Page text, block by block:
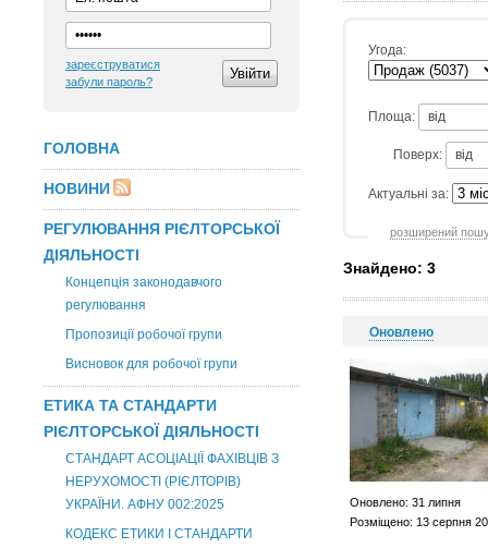
зареєструватися
забули пароль?
ГОЛОВНА
НОВИНИ
РЕГУЛЮВАННЯ РІЄЛТОРСЬКОЇ
ДІЯЛЬНОСТІ
Концепція законодавчого
регулювання
Пропозиції робочої групи
Висновок для робочої групи
ЕТИКА ТА СТАНДАРТИ
РІЄЛТОРСЬКОЇ ДІЯЛЬНОСТІ
СТАНДАРТ АСОЦІАЦІЇ ФАХІВЦІВ З
НЕРУХОМОСТІ (РІЄЛТОРІВ)
УКРАЇНИ. АФНУ 002:2025
КОДЕКС ЕТИКИ І СТАНДАРТИ
Угода:
Площа:
Поверх:
Актуальні за:
розширений
Знайдено: 3
Оновлено
Оновлено: 31 липня
Розміщено: 13 серпня